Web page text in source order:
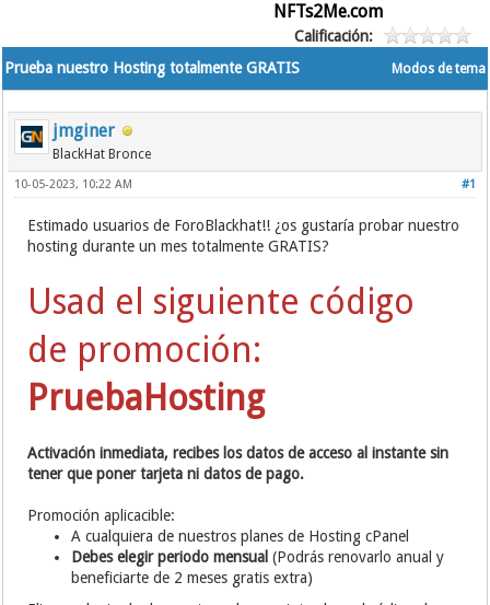
NFTs2Me.com
Calificación:
Modos de tema
Prueba nuestro Hosting totalmente GRATIS
jmginer
BlackHat Bronce
#1
10-05-2023, 10:22 AM
Estimado usuarios de ForoBlackhat!! ¿os gustaría probar nuestro
hosting durante un mes totalmente GRATIS?
Usad el siguiente código
de promoción:
PruebaHosting
Activación inmediata, recibes los datos de acceso al instante sin
tener que poner tarjeta ni datos de pago.
Promoción aplicacible:
A cualquiera de nuestros planes de Hosting cPanel
Debes elegir periodo mensual (Podrás renovarlo anual y
beneficiarte de 2 meses gratis extra)